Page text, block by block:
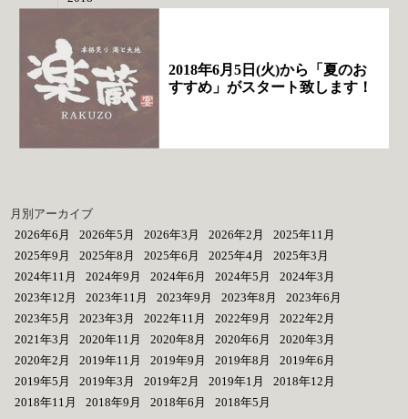
2018年6月5日(火)から「夏のお
すすめ」がスタート致します！
月別アーカイブ
2026年6月
2026年5月 2026年3月 2026年2月
2025年11月
2025年9月
2025年8月 2025年6月 2025年4月
2025年3月
2024年11月
2024年9月 2024年6月 2024年5月
2024年3月
2023年12月
2023年11月 2023年9月 2023年8月
2023年6月
2023年5月
2023年3月 2022年11月 2022年9月
2022年2月
2021年3月
2020年11月 2020年8月 2020年6月
2020年3月
2020年2月
2019年11月 2019年9月 2019年8月
2019年6月
2019年5月
2019年3月 2019年2月 2019年1月
2018年12月
2018年11月
2018年9月 2018年6月 2018年5月